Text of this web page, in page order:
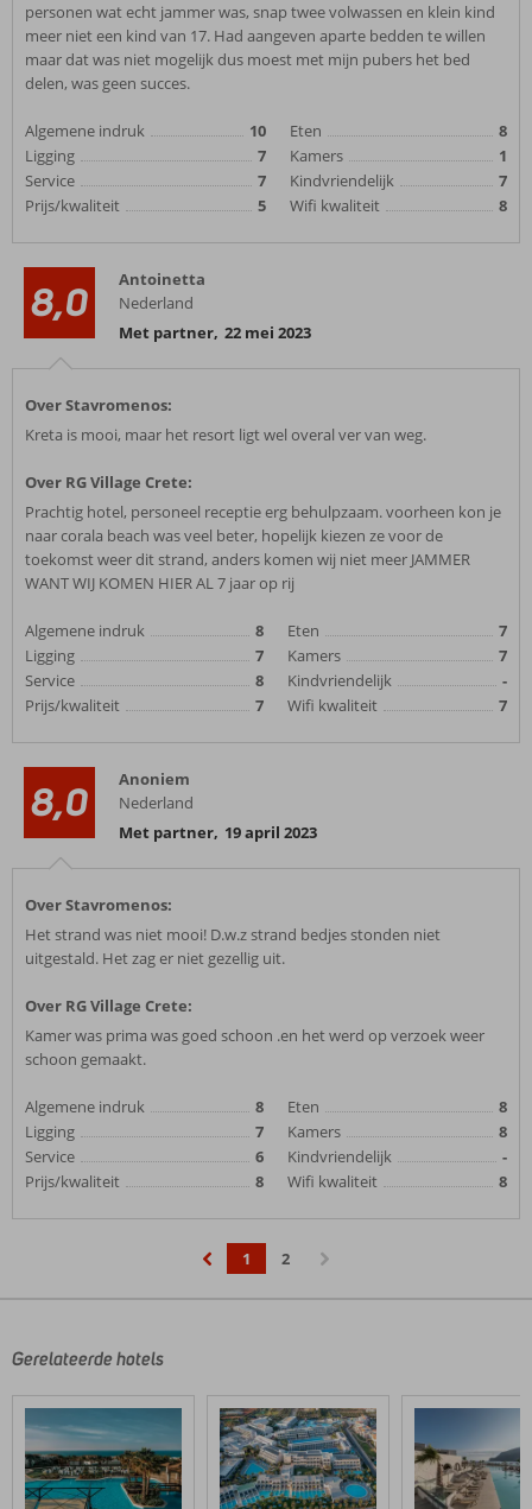
personen wat echt jammer was, snap twee volwassen en klein kind
meer niet een kind van 17. Had aangeven aparte bedden te willen
maar dat was niet mogelijk dus moest met mijn pubers het bed
delen, was geen succes.
Algemene indruk
10
Ligging
7
Service
7
Prijs/kwaliteit
5
Eten
8
Kamers
1
Kindvriendelijk
7
Wifi kwaliteit
8
8,0
Antoinetta
Nederland
Met partner, 22 mei 2023
Over Stavromenos:
Kreta is mooi, maar het resort ligt wel overal ver van weg.
Over RG Village Crete:
Prachtig hotel, personeel receptie erg behulpzaam. voorheen kon je
naar corala beach was veel beter, hopelijk kiezen ze voor de
toekomst weer dit strand, anders komen wij niet meer JAMMER
WANT WIJ KOMEN HIER AL 7 jaar op rij
Algemene indruk
8
Ligging
7
Service
8
Prijs/kwaliteit
7
Eten
7
Kamers
7
Kindvriendelijk
-
Wifi kwaliteit
7
8,0
Anoniem
Nederland
Met partner, 19 april 2023
Over Stavromenos:
Het strand was niet mooi! D.w.z strand bedjes stonden niet
uitgestald. Het zag er niet gezellig uit.
Over RG Village Crete:
Kamer was prima was goed schoon .en het werd op verzoek weer
schoon gemaakt.
Algemene indruk
8
Ligging
7
Service
6
Prijs/kwaliteit
8
Eten
8
Kamers
8
Kindvriendelijk
-
Wifi kwaliteit
8
1
2
Gerelateerde hotels